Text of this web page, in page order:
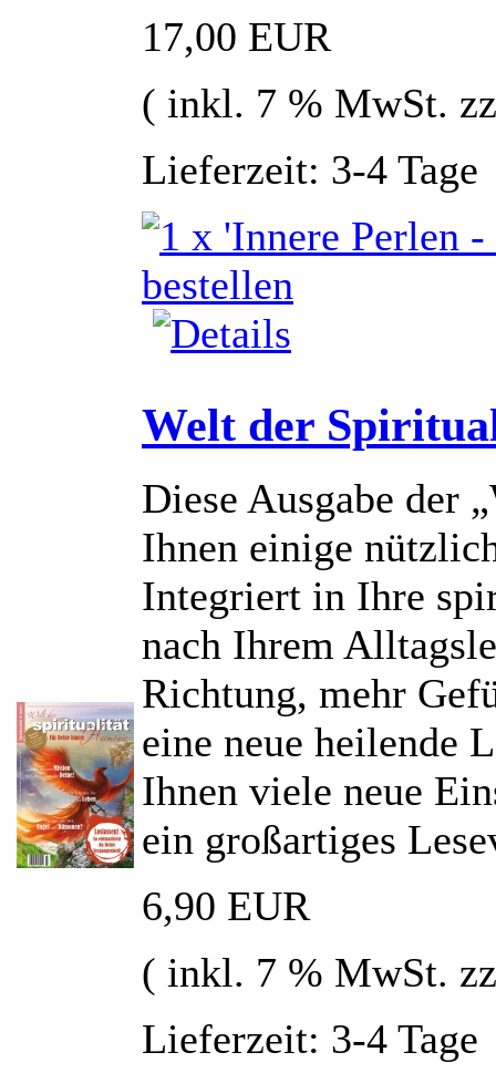
17,00 EUR
( inkl. 7 % MwSt.
Lieferzeit: 3-4 Tage
Welt der
Diese Ausgabe der
Ihnen einige
Integriert in Ihre
nach Ihrem
Richtung, mehr
eine neue heilende
Ihnen viele neue
ein großartiges
6,90 EUR
( inkl. 7 % MwSt.
Lieferzeit: 3-4 Tage